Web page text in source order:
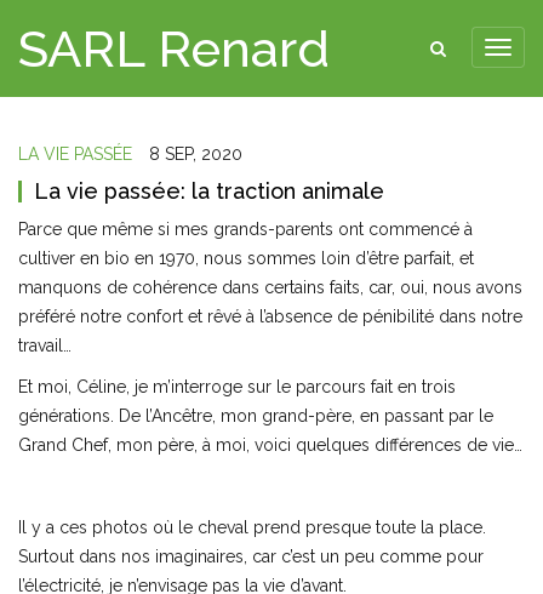
SARL Renard
LA VIE PASSÉE 8 SEP, 2020
La vie passée: la traction animale
Parce que même si mes grands-parents ont commencé à
cultiver en bio en 1970, nous sommes loin d’être parfait, et
manquons de cohérence dans certains faits, car, oui, nous avons
préféré notre confort et rêvé à l’absence de pénibilité dans notre
travail…
Et moi, Céline, je m’interroge sur le parcours fait en trois
générations. De l’Ancêtre, mon grand-père, en passant par le
Grand Chef, mon père, à moi, voici quelques différences de vie…
Il y a ces photos où le cheval prend presque toute la place.
Surtout dans nos imaginaires, car c’est un peu comme pour
l’électricité, je n’envisage pas la vie d’avant.